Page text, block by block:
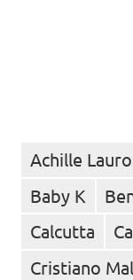
Achille Lauro
Baby K
Calcutta
Cristiano